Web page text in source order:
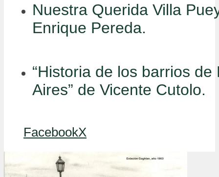
Nuestra Querida Villa
Enrique Pereda.
“Historia de los barrios de
Aires” de Vicente Cutolo.
FacebookX